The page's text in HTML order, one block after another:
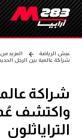
عيش الرياضة
المزيد
شراكة عالمية بين الرجل
شراكة
واكتشف
التراياثلون